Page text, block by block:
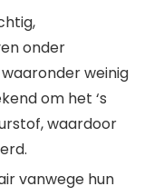
onder
weinig
om het ‘s
waardoor
vanwege hun